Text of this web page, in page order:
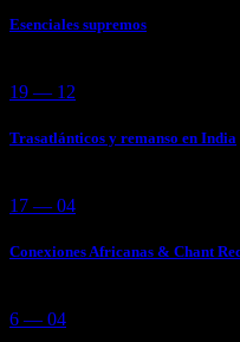
Esenciales supremos
19 — 12
Trasatlánticos y remanso en India
17 — 04
Conexiones Africanas & Chant
6 — 04